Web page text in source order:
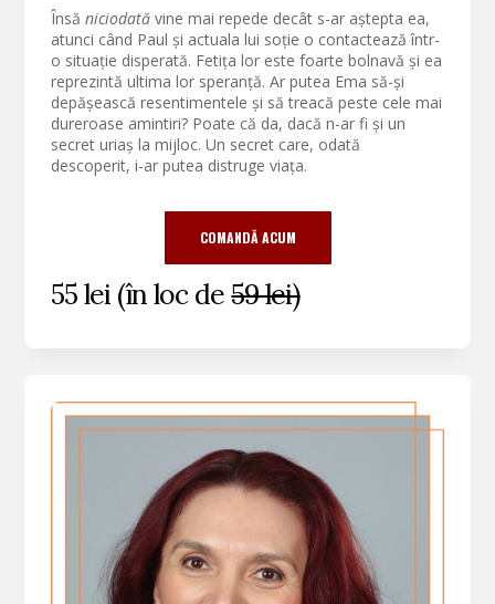
Însăniciodată vine mai repede decât s-ar aștepta ea,
atunci când Paul și actuala lui soție o contactează într-
o situație disperată. Fetița lor este foarte bolnavă și ea
reprezintă ultima lor speranță. Ar putea Ema să-și
depășească resentimentele și să treacă peste cele mai
dureroase amintiri? Poate că da, dacă n-ar fi și un
secret uriaș la mijloc. Un secret care, odată
descoperit, i-ar putea distruge viața.
COMANDĂ ACUM
55 lei (în loc de59 lei)